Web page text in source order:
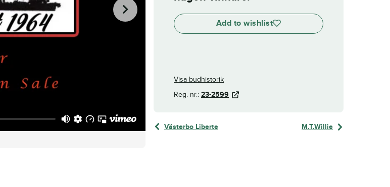
Add to wishlist
Visa budhistorik
Reg. nr.: 23-2599
Västerbo Liberte M.T.Willie